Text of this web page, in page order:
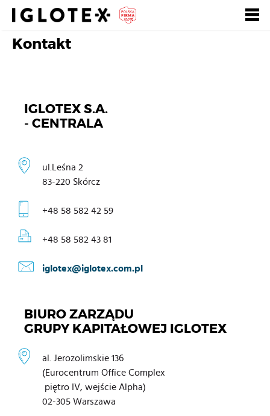
Kontakt
IGLOTEX S.A.
- CENTRALA
ul.Leśna 2
83-220 Skórcz
+48 58 582 42 59
+48 58 582 43 81
iglotex@iglotex.com.pl
BIURO ZARZĄDU
GRUPY KAPITAŁOWEJ IGLOTEX
al. Jerozolimskie 136
(Eurocentrum Office Complex
piętro IV, wejście Alpha)
02-305 Warszawa